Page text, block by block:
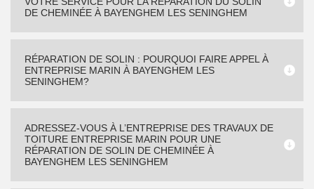
DE CHEMINÉE À BAYENGHEM LES SENINGHEM
RÉPARATION DE SOLIN : POURQUOI FAIRE APPEL À
ENTREPRISE MARIN À BAYENGHEM LES
SENINGHEM?
ADRESSEZ-VOUS À L’ENTREPRISE DES TRAVAUX DE
TOITURE ENTREPRISE MARIN POUR UNE
RÉPARATION DE SOLIN DE CHEMINÉE À
BAYENGHEM LES SENINGHEM